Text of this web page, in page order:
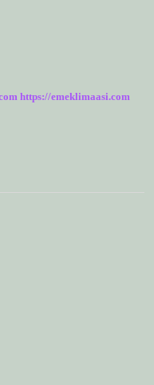
https://emeklimaasi.com